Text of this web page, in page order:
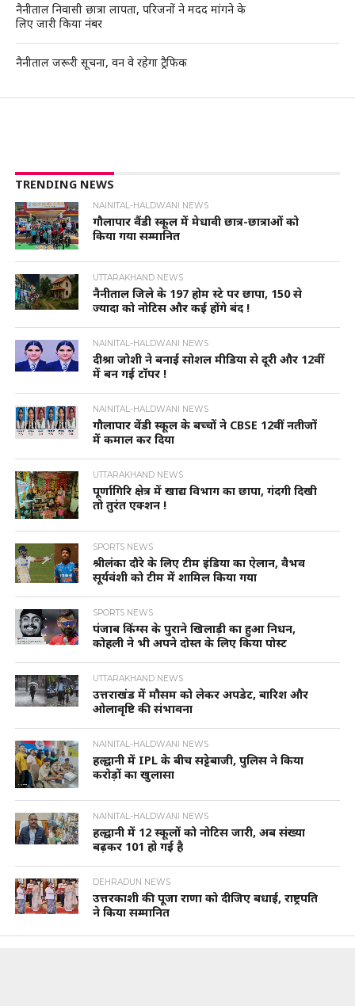
नैनीताल निवासी छात्रा लापता, परिजनों ने मदद मांगने के
लिए जारी किया नंबर
नैनीताल जरूरी सूचना, वन वे रहेगा ट्रैफिक
TRENDING NEWS
NAINITAL-HALDWANI NEWS
गौलापार वैंडी स्कूल में मेधावी छात्र-छात्राओं को
किया गया सम्मानित
UTTARAKHAND NEWS
नैनीताल जिले के 197 होम स्टे पर छापा, 150 से
ज्यादा को नोटिस और कई होंगे बंद !
NAINITAL-HALDWANI NEWS
दीश्रा जोशी ने बनाई सोशल मीडिया से दूरी और 12वीं
में बन गई टॉपर !
NAINITAL-HALDWANI NEWS
गौलापार वेंडी स्कूल के बच्चों ने CBSE 12वीं नतीजों
में कमाल कर दिया
UTTARAKHAND NEWS
पूर्णागिरि क्षेत्र में खाद्य विभाग का छापा, गंदगी दिखी
तो तुरंत एक्शन !
SPORTS NEWS
श्रीलंका दौरे के लिए टीम इंडिया का ऐलान, वैभव
सूर्यवंशी को टीम में शामिल किया गया
SPORTS NEWS
पंजाब किंग्स के पुराने खिलाड़ी का हुआ निधन,
कोहली ने भी अपने दोस्त के लिए किया पोस्ट
UTTARAKHAND NEWS
उत्तराखंड में मौसम को लेकर अपडेट, बारिश और
ओलावृष्टि की संभावना
NAINITAL-HALDWANI NEWS
हल्द्वानी में IPL के बीच सट्टेबाजी, पुलिस ने किया
करोड़ों का खुलासा
NAINITAL-HALDWANI NEWS
हल्द्वानी में 12 स्कूलों को नोटिस जारी, अब संख्या
बढ़कर 101 हो गई है
DEHRADUN NEWS
उत्तरकाशी की पूजा राणा को दीजिए बधाई, राष्ट्रपति
ने किया सम्मानित